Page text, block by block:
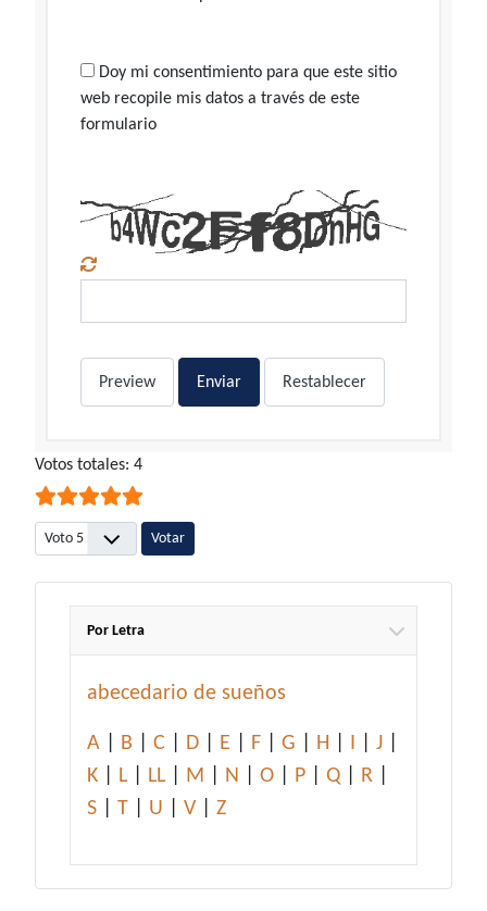
Doy mi consentimiento para que este sitio
web recopile mis datos a través de este
formulario
Preview Enviar Restablecer
Ratio:5/5
Votos totales: 4
Por favor, vote
Por Letra
abecedario de sueños
A B C D E F G H I J
K
L LL M N O P Q R
S
T U V Z